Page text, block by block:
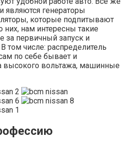
генераторы
которые подпитывают
нам интересны такие
первичный запуск и
том числе: распределитель
по себе бывает и
высокого вольтажа, машинные